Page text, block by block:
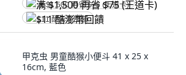
满 $1,500 再省 $75 (王道卡)
$11 酷澎幣回饋
甲克虫 男童酷猴小便斗 41 x 25 x
16cm, 藍色